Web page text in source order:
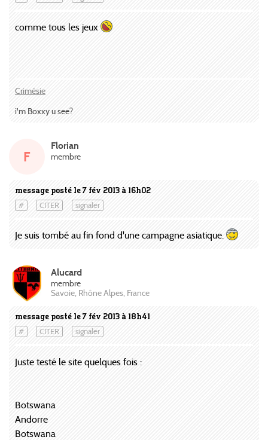
comme tous les jeux
Crimésie
i'm Boxxy u see?
message posté le 7 fév 2013 à 16h02
# CITER signaler
F
Florian
membre
Je suis tombé au fin fond d'une campagne asiatique.
message posté le 7 fév 2013 à 18h41
# CITER signaler
Alucard
membre
Savoie, Rhône Alpes, France
Juste testé le site quelques fois :
Botswana
Andorre
Botswana